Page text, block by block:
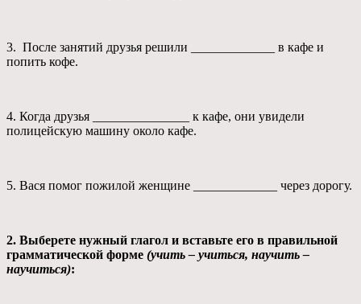
3. После занятий друзья решили _____________ в кафе и
попить кофе.
4. Когда друзья _______________ к кафе, они увидели
полицейскую машину около кафе.
5. Вася помог пожилой женщине _____________ через дорогу.
2. Выберете нужный глагол и вставьте его в правильной
грамматической форме (учить – учиться, научить –
научиться):